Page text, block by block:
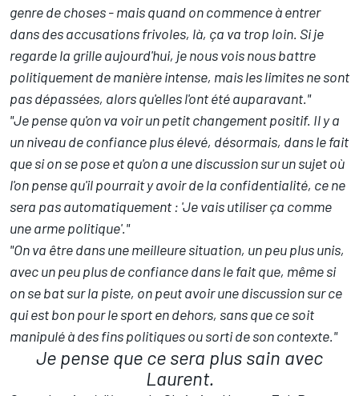
genre de choses - mais quand on commence à entrer
dans des accusations frivoles, là, ça va trop loin. Si je
regarde la grille aujourd'hui, je nous vois nous battre
politiquement de manière intense, mais les limites ne sont
pas dépassées, alors qu'elles l'ont été auparavant."
"Je pense qu'on va voir un petit changement positif. Il y a
un niveau de confiance plus élevé, désormais, dans le fait
que si on se pose et qu'on a une discussion sur un sujet où
l'on pense qu'il pourrait y avoir de la confidentialité, ce ne
sera pas automatiquement : 'Je vais utiliser ça comme
une arme politique'."
"On va être dans une meilleure situation, un peu plus unis,
avec un peu plus de confiance dans le fait que, même si
on se bat sur la piste, on peut avoir une discussion sur ce
qui est bon pour le sport en dehors, sans que ce soit
manipulé à des fins politiques ou sorti de son contexte."
Je pense que ce sera plus sain avec
Laurent.